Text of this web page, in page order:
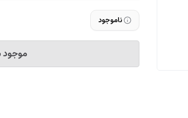
ناموجود
موجود